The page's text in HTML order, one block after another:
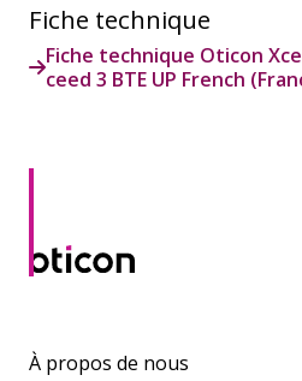
Fiche technique
Fiche technique Oticon
ceed 3 BTE UP French
À propos de nous